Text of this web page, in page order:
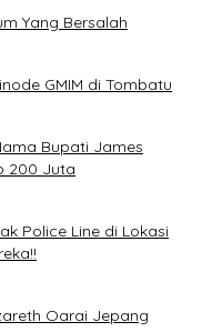
Yang Bersalah
GMIM di Tombatu
Bupati James
200 Juta
Police Line di Lokasi
Oarai Jepang